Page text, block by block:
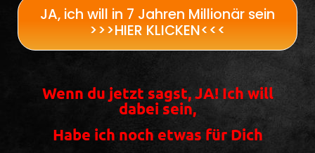
JA, ich will in 7 Jahren Millionär sein
>>>HIER KLICKEN<<<
Wenn du jetzt sagst, JA! Ich will
dabei sein,
Habe ich noch etwas für Dich